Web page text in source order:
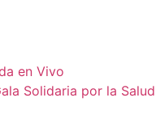
en Vivo
Solidaria por la Salud